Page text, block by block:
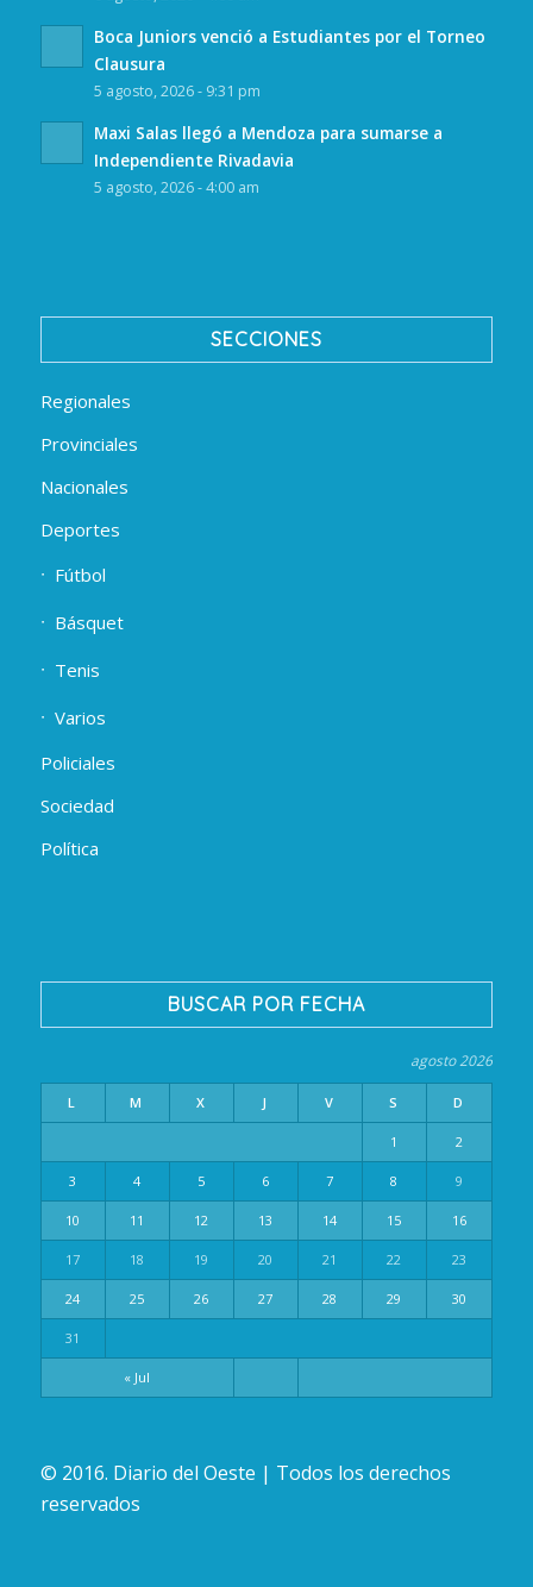
Boca Juniors venció a Estudiantes por el Torneo
Clausura
5 agosto, 2026 - 9:31 pm
Maxi Salas llegó a Mendoza para sumarse a
Independiente Rivadavia
5 agosto, 2026 - 4:00 am
SECCIONES
Regionales
Provinciales
Nacionales
Deportes
Fútbol
Básquet
Tenis
Varios
Policiales
Sociedad
Política
BUSCAR POR FECHA
agosto 2026
L M X J V S D
« Jul
1 2
3 4 5 6 7 8 9
10 11 12 13 14 15 16
17 18 19 20 21 22 23
24 25 26 27 28 29 30
31
© 2016. Diario del Oeste | Todos los derechos
reservados